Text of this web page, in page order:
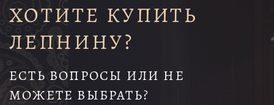
ХОТИТЕ КУПИТЬ
ЛЕПНИНУ?
ЕСТЬ ВОПРОСЫ ИЛИ НЕ
МОЖЕТЕ ВЫБРАТЬ?